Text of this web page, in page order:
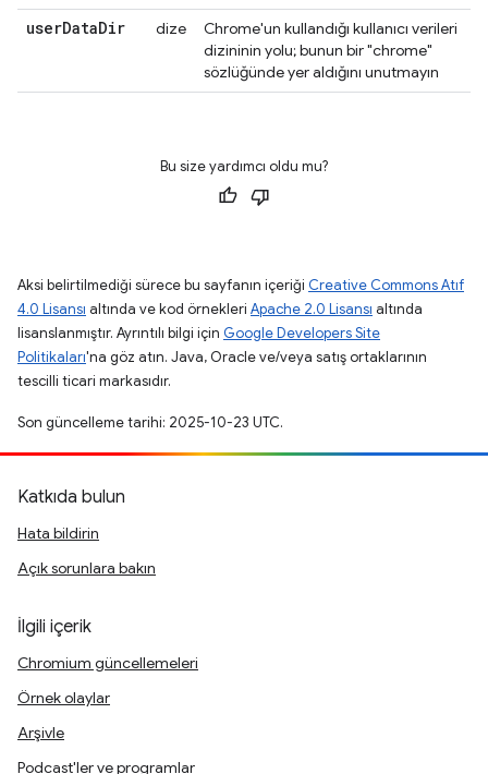
userDataDir dize
Chrome'un kullandığı kullanıcı verileri
dizininin yolu; bunun bir "chrome"
sözlüğünde yer aldığını unutmayın
Bu size yardımcı oldu mu?
Aksi belirtilmediği sürece bu sayfanın içeriği Creative Commons Atıf
4.0 Lisansı altında ve kod örnekleri Apache 2.0 Lisansı altında
lisanslanmıştır. Ayrıntılı bilgi için Google Developers Site
Politikaları'na göz atın. Java, Oracle ve/veya satış ortaklarının
tescilli ticari markasıdır.
Son güncelleme tarihi: 2025-10-23 UTC.
Katkıda bulun
Hata bildirin
Açık sorunlara bakın
İlgili içerik
Chromium güncellemeleri
Örnek olaylar
Arşivle
Podcast'ler ve programlar